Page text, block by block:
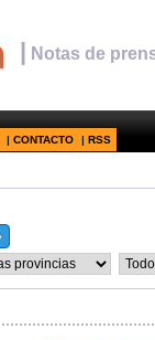
| Notas de
| CONTACTO | RSS